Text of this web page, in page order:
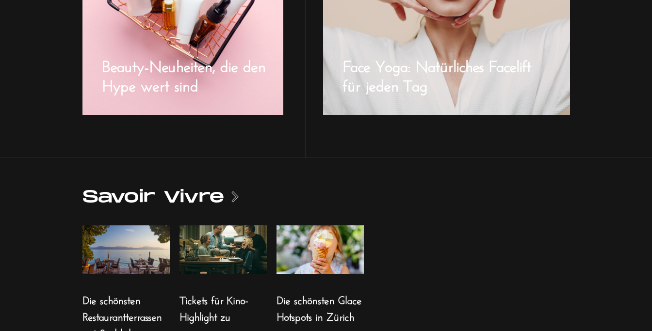
Beauty-Neuheiten, die den
Hype wert sind
Face Yoga: Natürliches Facelift
für jeden Tag
Savoir Vivre
Die schönsten
Restaurantterrassen
Tickets für Kino-
Highlight zu
Die schönsten Glace
Hotspots in Zürich